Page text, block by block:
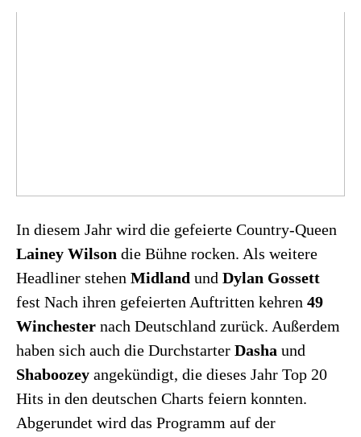
In diesem Jahr wird die gefeierte Country-Queen
Lainey Wilson die Bühne rocken. Als weitere
Headliner stehen Midland und Dylan Gossett
fest Nach ihren gefeierten Auftritten kehren 49
Winchester nach Deutschland zurück. Außerdem
haben sich auch die Durchstarter Dasha und
Shaboozey angekündigt, die dieses Jahr Top 20
Hits in den deutschen Charts feiern konnten.
Abgerundet wird das Programm auf der